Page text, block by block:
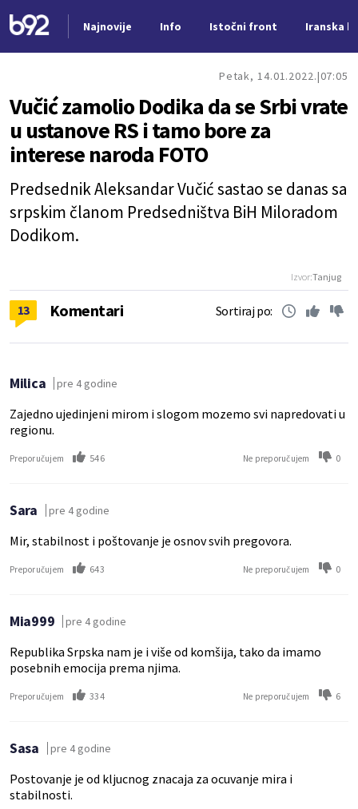
Najnovije Info Istočni front Iranska
Petak, 14.01.2022. 07:05
Vučić zamolio Dodika da se Srbi vrate
u ustanove RS i tamo bore za
interese naroda FOTO
Predsednik Aleksandar Vučić sastao se danas sa
srpskim članom Predsedništva BiH Miloradom
Dodikom.
Izvor:Tanjug
13 Komentari Sortiraj po:
Milica pre 4 godine
Zajedno ujedinjeni mirom i slogom mozemo svi napredovati u
regionu.
Preporučujem 546 Ne preporučujem 0
Sara pre 4 godine
Mir, stabilnost i poštovanje je osnov svih pregovora.
Preporučujem 643 Ne preporučujem 0
Mia999 pre 4 godine
Republika Srpska nam je i više od komšija, tako da imamo
posebnih emocija prema njima.
Preporučujem 334 Ne preporučujem 6
Sasa pre 4 godine
Postovanje je od kljucnog znacaja za ocuvanje mira i
stabilnosti.